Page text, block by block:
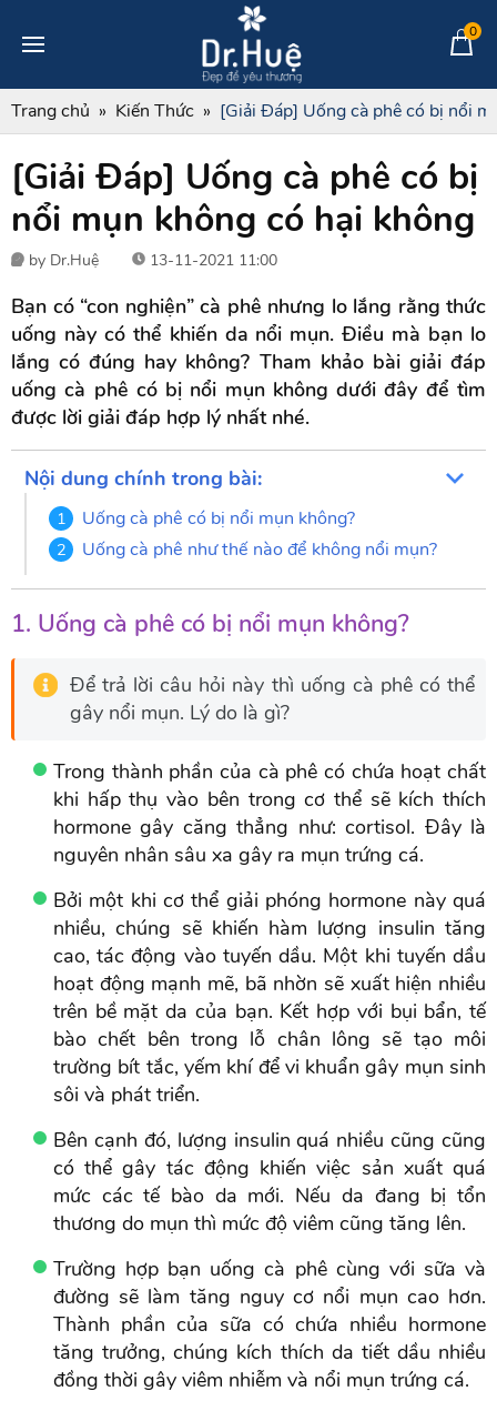
0
Trang chủ Kiến Thức [Giải Đáp] Uống cà phê có bị nổi
[Giải Đáp] Uống cà phê có bị
nổi mụn không có hại không
by Dr.Huệ 13-11-2021 11:00
Bạn có “con nghiện” cà phê nhưng lo lắng rằng thức
uống này có thể khiến da nổi mụn. Điều mà bạn lo
lắng có đúng hay không? Tham khảo bài giải đáp
uống cà phê có bị nổi mụn không dưới đây để tìm
được lời giải đáp hợp lý nhất nhé.
Nội dung chính trong bài:
Uống cà phê có bị nổi mụn không?
Uống cà phê như thế nào để không nổi mụn?
1. Uống cà phê có bị nổi mụn không?
Để trả lời câu hỏi này thì uống cà phê có thể
gây nổi mụn. Lý do là gì?
Trong thành phần của cà phê có chứa hoạt chất
khi hấp thụ vào bên trong cơ thể sẽ kích thích
hormone gây căng thẳng như: cortisol. Đây là
nguyên nhân sâu xa gây ra mụn trứng cá.
Bởi một khi cơ thể giải phóng hormone này quá
nhiều, chúng sẽ khiến hàm lượng insulin tăng
cao, tác động vào tuyến dầu. Một khi tuyến dầu
hoạt động mạnh mẽ, bã nhờn sẽ xuất hiện nhiều
trên bề mặt da của bạn. Kết hợp với bụi bẩn, tế
bào chết bên trong lỗ chân lông sẽ tạo môi
trường bít tắc, yếm khí để vi khuẩn gây mụn sinh
sôi và phát triển.
Bên cạnh đó, lượng insulin quá nhiều cũng cũng
có thể gây tác động khiến việc sản xuất quá
mức các tế bào da mới. Nếu da đang bị tổn
thương do mụn thì mức độ viêm cũng tăng lên.
Trường hợp bạn uống cà phê cùng với sữa và
đường sẽ làm tăng nguy cơ nổi mụn cao hơn.
Thành phần của sữa có chứa nhiều hormone
tăng trưởng, chúng kích thích da tiết dầu nhiều
đồng thời gây viêm nhiễm và nổi mụn trứng cá.